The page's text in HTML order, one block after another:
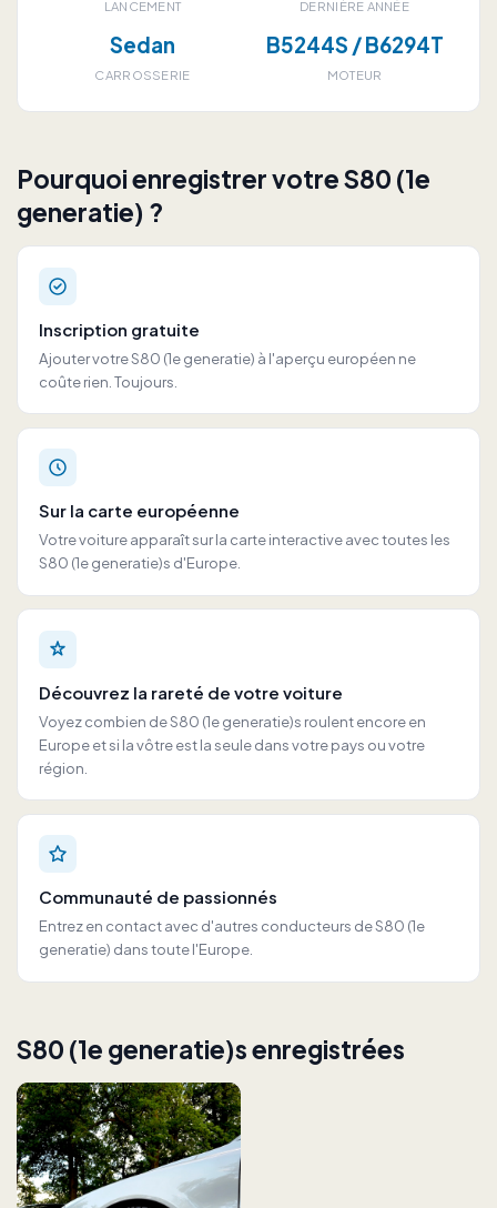
LANCEMENT DERNIÈRE ANNÉE
Sedan
CARROSSERIE
B5244S / B6294T
MOTEUR
Pourquoi enregistrer votre S80 (1e
generatie) ?
Inscription gratuite
Ajouter votre S80 (1e generatie) à l'aperçu européen ne
coûte rien. Toujours.
Sur la carte européenne
Votre voiture apparaît sur la carte interactive avec toutes les
S80 (1e generatie)s d'Europe.
Découvrez la rareté de votre voiture
Voyez combien de S80 (1e generatie)s roulent encore en
Europe et si la vôtre est la seule dans votre pays ou votre
région.
Communauté de passionnés
Entrez en contact avec d'autres conducteurs de S80 (1e
generatie) dans toute l'Europe.
S80 (1e generatie)s enregistrées